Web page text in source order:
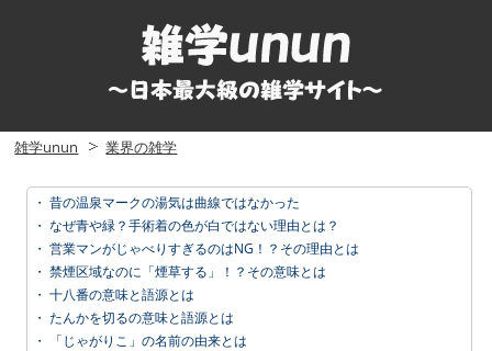
雑学unun 業界の雑学
・ 昔の温泉マークの湯気は曲線ではなかった
・ なぜ青や緑？手術着の色が白ではない理由とは？
・ 営業マンがじゃべりすぎるのはNG！？その理由とは
・ 禁煙区域なのに「煙草する」！？その意味とは
・ 十八番の意味と語源とは
・ たんかを切るの意味と語源とは
・
「じゃがりこ」の名前の由来とは